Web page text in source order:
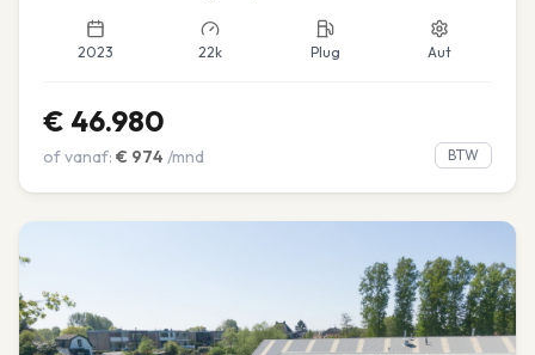
2023 22k Plug Aut
€ 46.980
of vanaf: € 974 /mnd BTW